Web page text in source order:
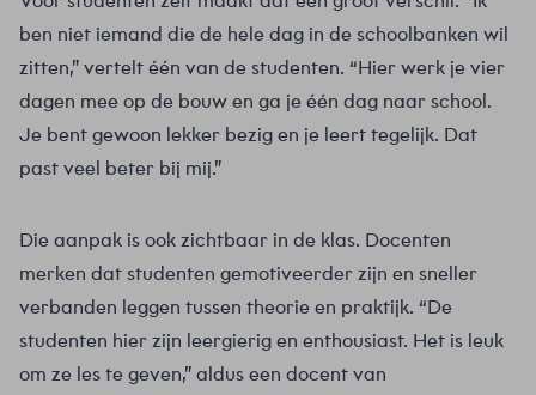
ben niet iemand die de hele dag in de schoolbanken wil
zitten,” vertelt één van de studenten. “Hier werk je vier
dagen mee op de bouw en ga je één dag naar school.
Je bent gewoon lekker bezig en je leert tegelijk. Dat
past veel beter bij mij.”
Die aanpak is ook zichtbaar in de klas. Docenten
merken dat studenten gemotiveerder zijn en sneller
verbanden leggen tussen theorie en praktijk. “De
studenten hier zijn leergierig en enthousiast. Het is leuk
om ze les te geven,” aldus een docent van